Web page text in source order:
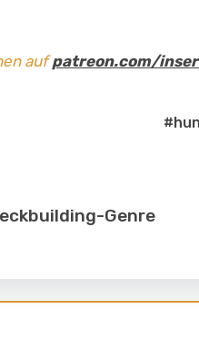
aufpatreon.com/
Genre